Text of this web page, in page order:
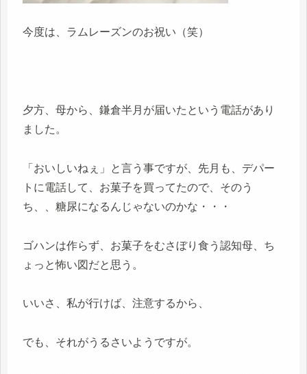
今度は、ラムレーズンのお祝い（笑）
夕方、母から、鎌倉半月が届いたという電話があり
ました。
「おいしいねぇ」と言う事ですが、先月も、デパー
トに電話して、お菓子を買ってたので、そのう
ち、、糖尿になるんじゃないのかな・・・
ゴハンは作らず、お菓子をむさぼり食う認知母、ち
ょっと怖い図だと思う。
いいさ、私が行けば、注意するから、
でも、それがうるさいようですが。